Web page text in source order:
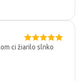
ci žiarilo slnko